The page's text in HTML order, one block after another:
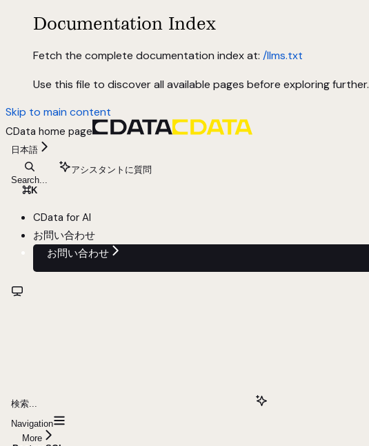
Documentation Index
Fetch the complete documentation index at: /llms.txt
Use this file to discover all available pages before exploring further.
Skip to main content
CData home page
日本語
Search...
⌘K
アシスタントに質問
CData for AI
お問い合わせ
お問い合わせ
検索...
Navigation
More